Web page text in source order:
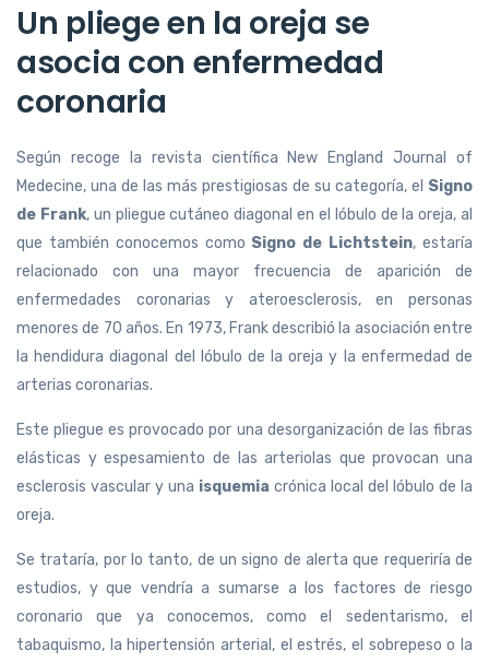
Un pliege en la oreja se
asocia con enfermedad
coronaria
Según recoge la revista científica New England Journal of
Medecine, una de las más prestigiosas de su categoría, el Signo
de Frank, un pliegue cutáneo diagonal en el lóbulo de la oreja, al
que también conocemos como Signo de Lichtstein, estaría
relacionado con una mayor frecuencia de aparición de
enfermedades coronarias y ateroesclerosis, en personas
menores de 70 años. En 1973, Frank describió la asociación entre
la hendidura diagonal del lóbulo de la oreja y la enfermedad de
arterias coronarias.
Este pliegue es provocado por una desorganización de las fibras
elásticas y espesamiento de las arteriolas que provocan una
esclerosis vascular y una isquemia crónica local del lóbulo de la
oreja.
Se trataría, por lo tanto, de un signo de alerta que requeriría de
estudios, y que vendría a sumarse a los factores de riesgo
coronario que ya conocemos, como el sedentarismo, el
tabaquismo, la hipertensión arterial, el estrés, el sobrepeso o la